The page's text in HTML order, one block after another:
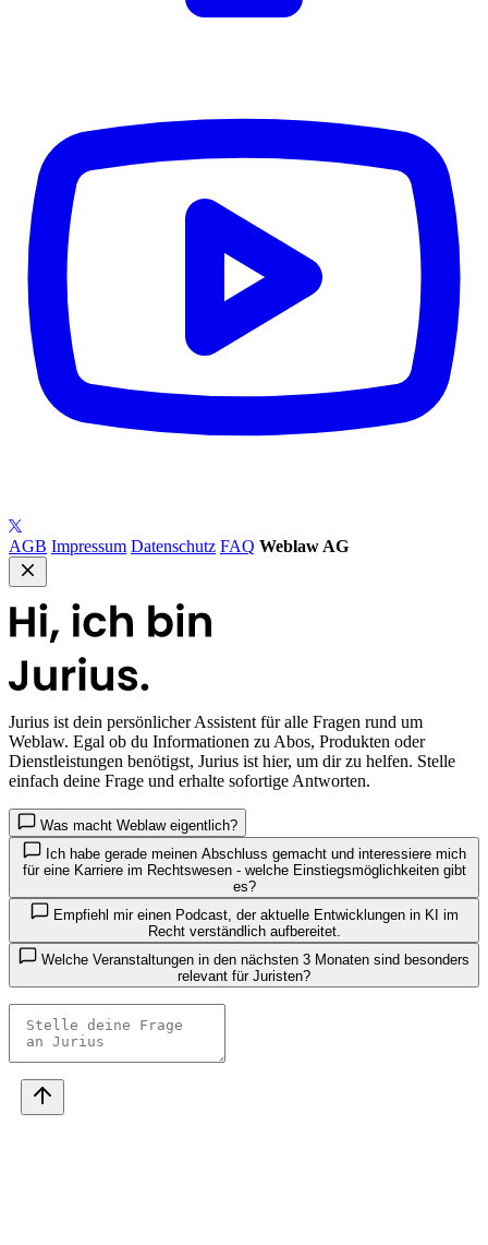
AGB Impressum Datenschutz FAQ Weblaw AG
Jurius ist dein persönlicher Assistent für alle Fragen rund um
Weblaw. Egal ob du Informationen zu Abos, Produkten oder
Dienstleistungen benötigst, Jurius ist hier, um dir zu helfen. Stelle
einfach deine Frage und erhalte sofortige Antworten.
Was macht Weblaw eigentlich?
Ich habe gerade meinen Abschluss gemacht und interessiere mich
für eine Karriere im Rechtswesen - welche Einstiegsmöglichkeiten gibt
es?
Empfiehl mir einen Podcast, der aktuelle Entwicklungen in KI im
Recht verständlich aufbereitet.
relevant für Juristen?